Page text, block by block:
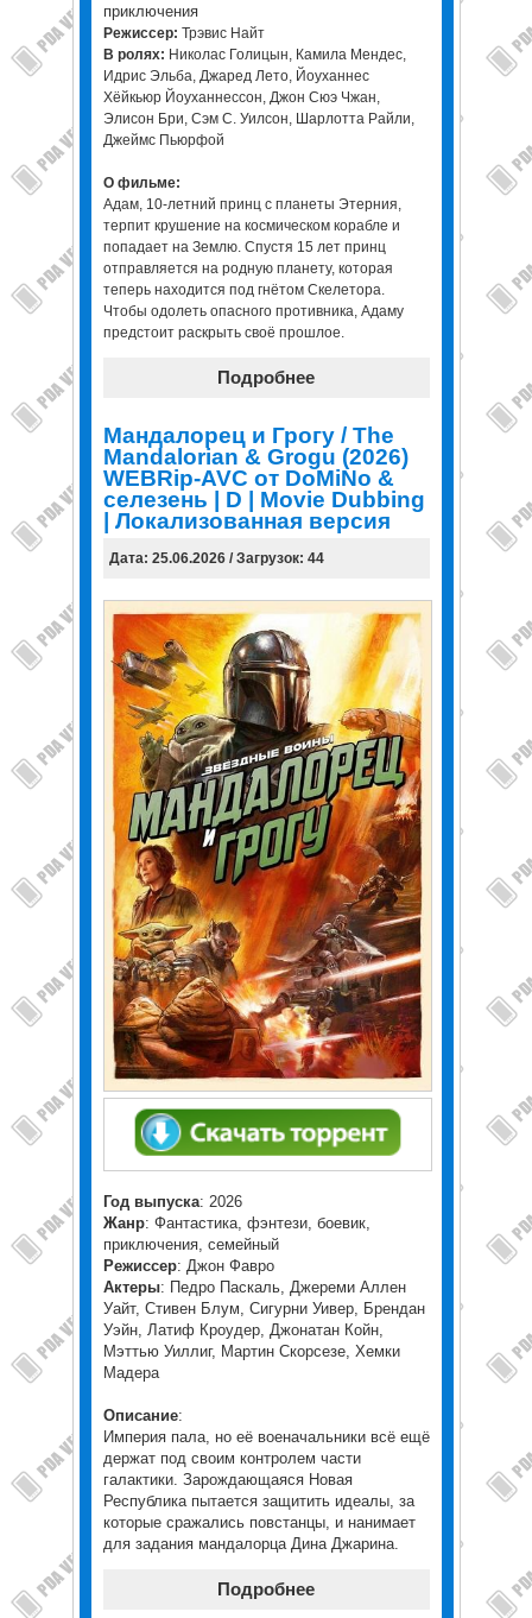
приключения
Режиссер: Трэвис Найт
В ролях: Николас Голицын, Камила Мендес,
Идрис Эльба, Джаред Лето, Йоуханнес
Хёйкьюр Йоуханнессон, Джон Сюэ Чжан,
Элисон Бри, Сэм С. Уилсон, Шарлотта Райли,
Джеймс Пьюрфой
О фильме:
Адам, 10-летний принц с планеты Этерния,
терпит крушение на космическом корабле и
попадает на Землю. Спустя 15 лет принц
отправляется на родную планету, которая
теперь находится под гнётом Скелетора.
Чтобы одолеть опасного противника, Адаму
предстоит раскрыть своё прошлое.
Подробнее
Мандалорец и Грогу / The
Mandalorian & Grogu (2026)
WEBRip-AVC от DoMiNo &
селезень | D | Movie Dubbing
| Локализованная версия
Дата: 25.06.2026 / Загрузок: 44
Год выпуска: 2026
Жанр: Фантастика, фэнтези, боевик,
приключения, семейный
Режиссер: Джон Фавро
Актеры: Педро Паскаль, Джереми Аллен
Уайт, Стивен Блум, Сигурни Уивер, Брендан
Уэйн, Латиф Кроудер, Джонатан Койн,
Мэттью Уиллиг, Мартин Скорсезе, Хемки
Мадера
Описание:
Империя пала, но её военачальники всё ещё
держат под своим контролем части
галактики. Зарождающаяся Новая
Республика пытается защитить идеалы, за
которые сражались повстанцы, и нанимает
для задания мандалорца Дина Джарина.
Подробнее